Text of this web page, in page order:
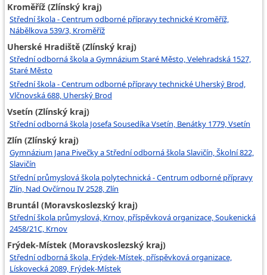
Kroměříž (Zlínský kraj)
Střední škola - Centrum odborné přípravy technické Kroměříž,
Nábělkova 539/3, Kroměříž
Uherské Hradiště (Zlínský kraj)
Střední odborná škola a Gymnázium Staré Město, Velehradská 1527,
Staré Město
Střední škola - Centrum odborné přípravy technické Uherský Brod,
Vlčnovská 688, Uherský Brod
Vsetín (Zlínský kraj)
Střední odborná škola Josefa Sousedíka Vsetín, Benátky 1779, Vsetín
Zlín (Zlínský kraj)
Gymnázium Jana Pivečky a Střední odborná škola Slavičín, Školní 822,
Slavičín
Střední průmyslová škola polytechnická - Centrum odborné přípravy
Zlín, Nad Ovčírnou IV 2528, Zlín
Bruntál (Moravskoslezský kraj)
Střední škola průmyslová, Krnov, příspěvková organizace, Soukenická
2458/21C, Krnov
Frýdek-Místek (Moravskoslezský kraj)
Střední odborná škola, Frýdek-Místek, příspěvková organizace,
Lískovecká 2089, Frýdek-Místek